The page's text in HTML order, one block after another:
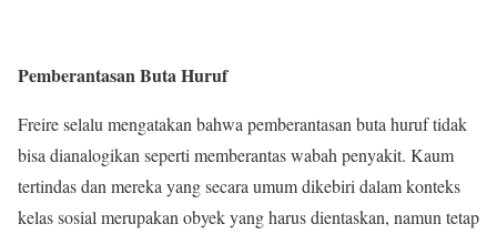
Pemberantasan Buta Huruf
Freire selalu mengatakan bahwa pemberantasan buta huruf tidak
bisa dianalogikan seperti memberantas wabah penyakit. Kaum
tertindas dan mereka yang secara umum dikebiri dalam konteks
kelas sosial merupakan obyek yang harus dientaskan, namun tetap